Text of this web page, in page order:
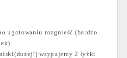
ugotowaniu rozgnieść (bardzo
wsypujemy 2 łyżki